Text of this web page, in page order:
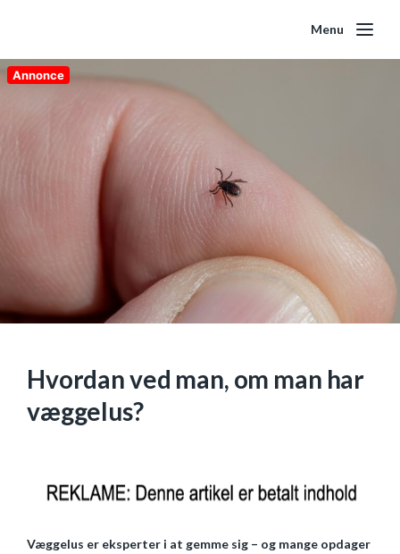
Menu
Annonce
Hvordan ved man, om man har
væggelus?
Væggelus er eksperter i at gemme sig – og mange opdager